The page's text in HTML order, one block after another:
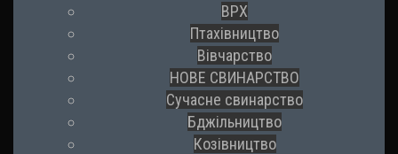
ВРХ
Птахівництво
Вівчарство
НОВЕ СВИНАРСТВО
Сучасне свинарство
Бджільництво
Козівництво